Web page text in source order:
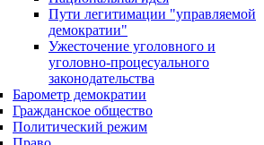
Пути легитимации "управляемой
демократии"
Ужесточение уголовного и
уголовно-процесуального
законодательства
Барометр демократии
Гражданское общество
Политический режим